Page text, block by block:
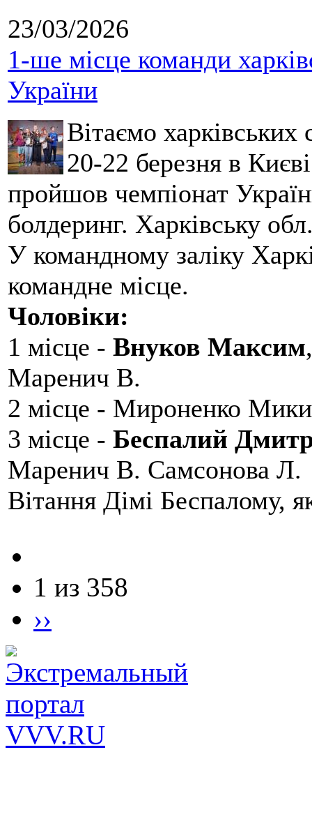
23/03/2026
1-ше місце команди
України
Вітаємо
20-22 березня в
пройшов чемпіонат
болдеринг. Харківську
У командному заліку
командне місце.
Чоловіки:
1 місце - Внуков Максим
Маренич В.
2 місце - Мироненко
3 місце - Беспалий
Маренич В. Самсонова Л.
Вітання Дімі Беспалому,
1 из 358
››